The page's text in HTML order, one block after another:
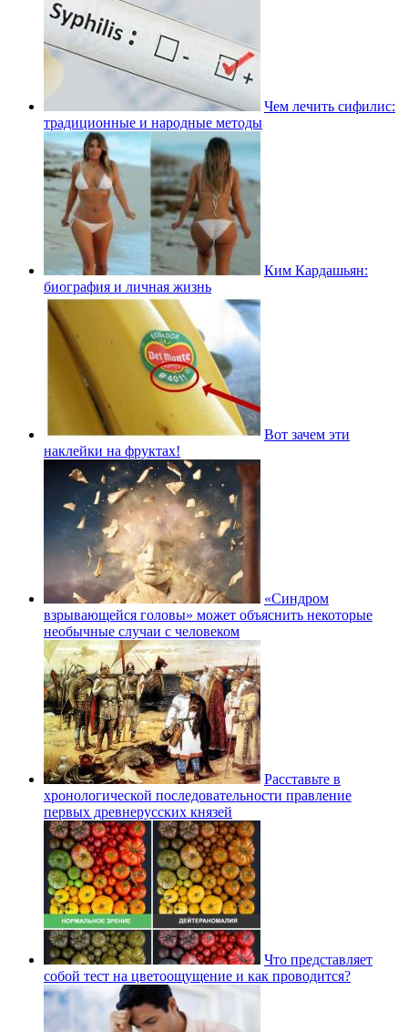
Чем лечить сифилис:
традиционные и народные методы
Ким Кардашьян:
биография и личная жизнь
Вот зачем эти
наклейки на фруктах!
«Синдром
взрывающейся головы» может объяснить некоторые
необычные случаи с человеком
Расставьте в
хронологической последовательности правление
первых древнерусских князей
Что представляет
собой тест на цветоощущение и как проводится?